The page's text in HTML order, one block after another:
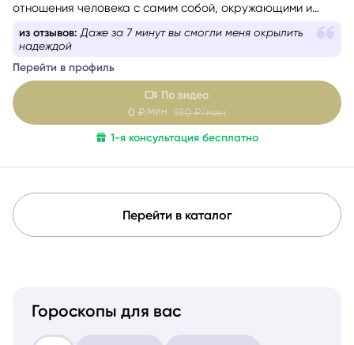
отношения человека с самим собой, окружающими и
собеседника — бережно и с вниманием. Как
необходимости использую техники гармонизации
эмоционального состояния.Работаю с метафорическими
ассоциативными картами, позволяющими глубже
раскрыть беспокоящую ситуацию, найти ресурсы в себе
из отзывов: Даже за 7 минут вы смогли меня окрылить
надеждой
Перейти в профиль
По видео
0 ₽/мин180 ₽/мин
1-я консультация бесплатно
Перейти в каталог
Гороскопы для вас